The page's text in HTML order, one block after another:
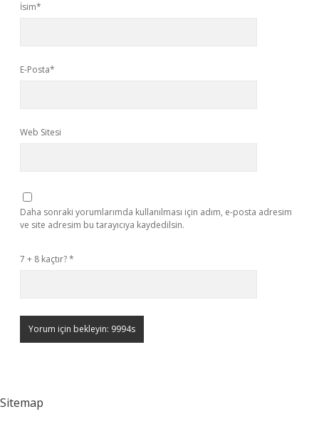
İsim*
E-Posta*
Web Sitesi
Daha sonraki yorumlarımda kullanılması için adım, e-posta adresim
ve site adresim bu tarayıcıya kaydedilsin.
7 + 8 kaçtır?*
Sitemap